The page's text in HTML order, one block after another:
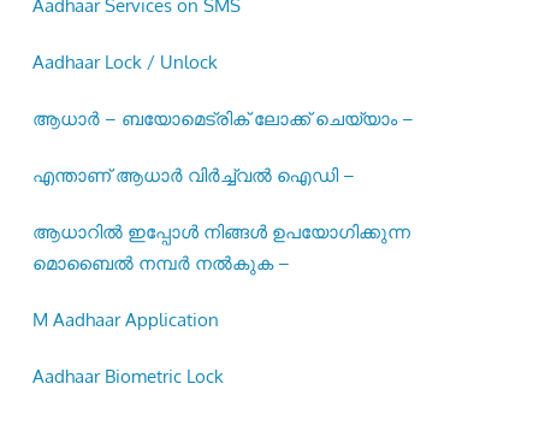
Aadhaar Services on SMS
Aadhaar Lock / Unlock
ആധാർ – ബയോമെട്രിക് ലോക്ക് ചെയ്യാം –
എന്താണ് ആധാർ വിർച്ച്വൽ ഐഡി –
ആധാറിൽ ഇപ്പോൾ നിങ്ങൾ ഉപയോഗിക്കുന്ന
മൊബൈൽ നമ്പർ നൽകുക –
M Aadhaar Application
Aadhaar Biometric Lock